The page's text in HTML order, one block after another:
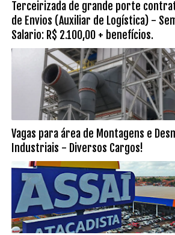
Terceirizada de grande porte
de Envios (Auxiliar de Logística) -
Salario: R$ 2.100,00 + benefícios.
Vagas para área de Montagens e
Industriais - Diversos Cargos!